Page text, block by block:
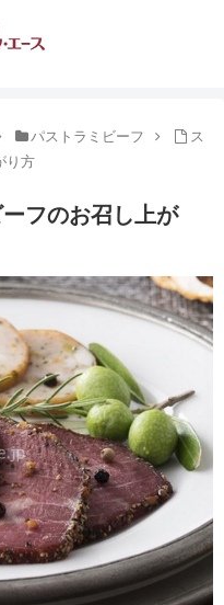
パストラミビーフ
ス
り方
フのお召し上が